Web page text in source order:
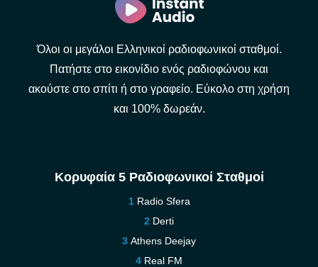
Όλοι οι μεγάλοι Ελληνικοί ραδιοφωνικοί σταθμοί.
Πατήστε στο εικονίδιο ενός ραδιοφώνου και
ακούστε στο σπίτι ή στο γραφείο. Εύκολο στη χρήση
και 100% δωρεάν.
Κορυφαία 5 Ραδιοφωνικοί Σταθμοί
Radio Sfera
Derti
Athens Deejay
Real FM